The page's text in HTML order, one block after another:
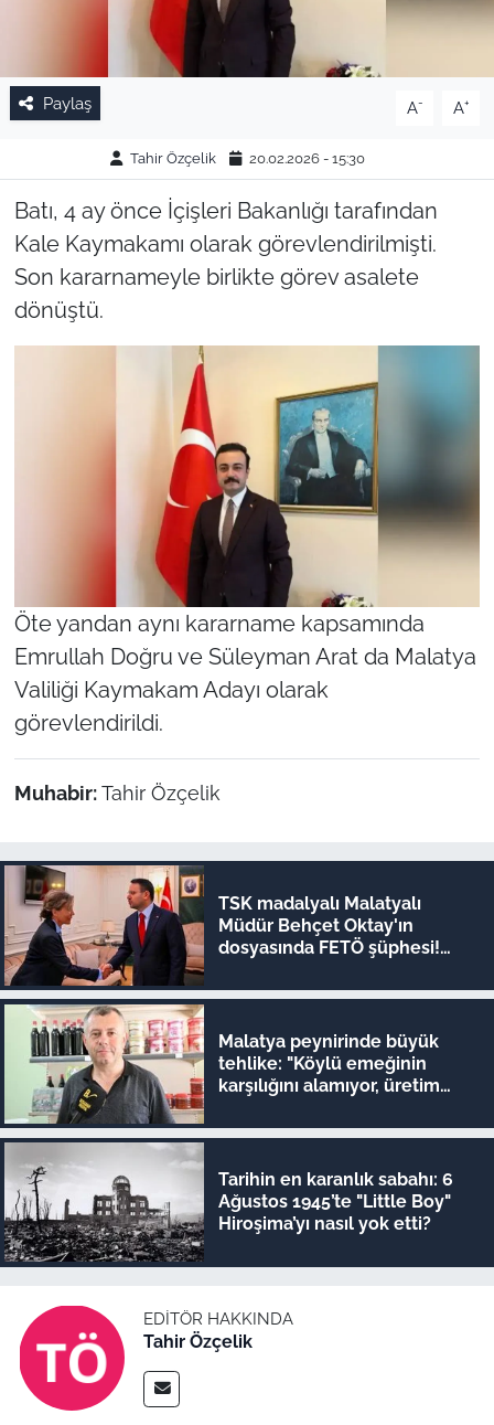
Paylaş A- A+
Tahir Özçelik 20.02.2026 - 15:30
Batı, 4 ay önce İçişleri Bakanlığı tarafından
Kale Kaymakamı olarak görevlendirilmişti.
Son kararnameyle birlikte görev asalete
dönüştü.
Öte yandan aynı kararname kapsamında
Emrullah Doğru ve Süleyman Arat da Malatya
Valiliği Kaymakam Adayı olarak
görevlendirildi.
Muhabir: Tahir Özçelik
TSK madalyalı Malatyalı
Müdür Behçet Oktay'ın
dosyasında FETÖ şüphesi!
Malatya peynirinde büyük
tehlike: "Köylü emeğinin
karşılığını alamıyor, üretim
Tarihin en karanlık sabahı: 6
Ağustos 1945’te "Little Boy"
Hiroşima’yı nasıl yok etti?
EDITÖR HAKKINDA
Tahir Özçelik